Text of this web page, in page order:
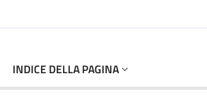
INDICE DELLA PAGINA